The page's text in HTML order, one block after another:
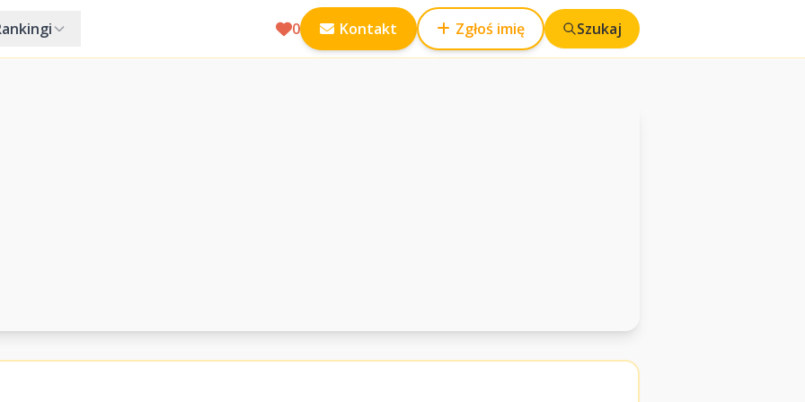
0 Kontakt Zgłoś imię Szukaj